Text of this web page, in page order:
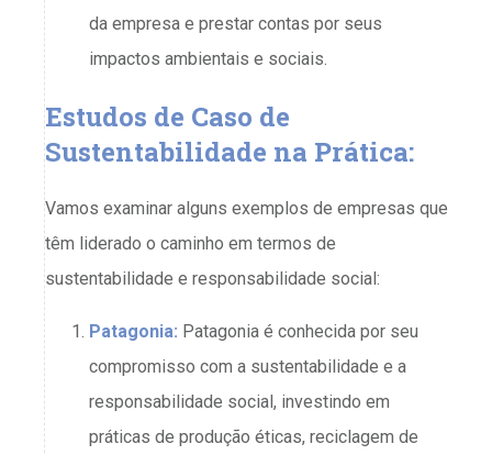
da empresa e prestar contas por seus
impactos ambientais e sociais.
Estudos de Caso de
Sustentabilidade na Prática:
Vamos examinar alguns exemplos de empresas que
têm liderado o caminho em termos de
sustentabilidade e responsabilidade social:
Patagonia: Patagonia é conhecida por seu
compromisso com a sustentabilidade e a
responsabilidade social, investindo em
práticas de produção éticas, reciclagem de